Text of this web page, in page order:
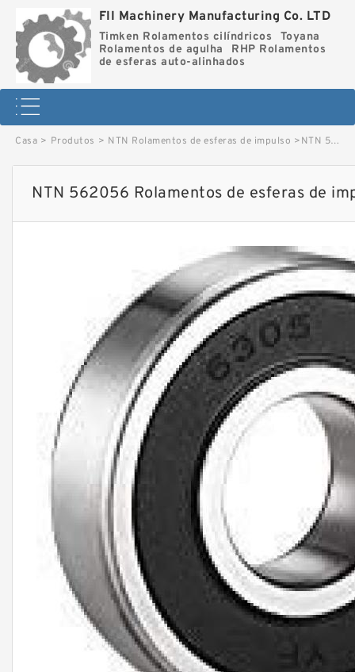
FII Machinery Manufacturing Co. LTD
Timken Rolamentos cilíndricos
Toyana
Rolamentos de agulha
RHP Rolamentos
de esferas auto-alinhados
Casa > Produtos > NTN Rolamentos de esferas de impulso >NTN 562056 Rolamentos de esferas de impulso image
NTN 562056 Rolamentos de esferas de